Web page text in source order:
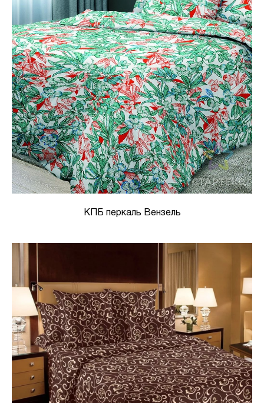
КПБ перкаль Вензель